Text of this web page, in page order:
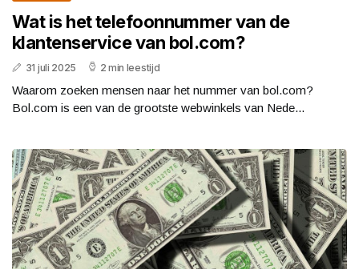
Wat is het telefoonnummer van de
klantenservice van bol.com?
31 juli 2025 2 min leestijd
Waarom zoeken mensen naar het nummer van bol.com?
Bol.com is een van de grootste webwinkels van Nede...